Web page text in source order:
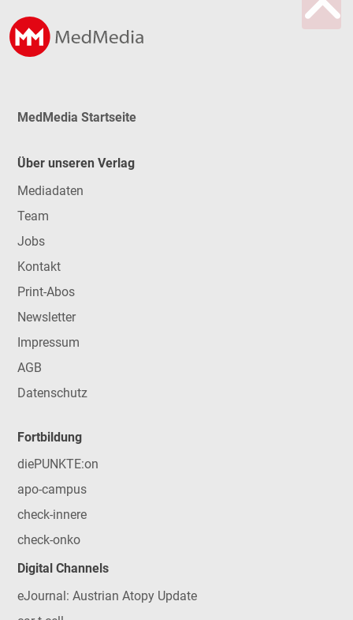
MedMedia Startseite
Über unseren Verlag
Mediadaten
Team
Jobs
Kontakt
Print-Abos
Newsletter
Impressum
AGB
Datenschutz
Fortbildung
diePUNKTE:on
apo-campus
check-innere
check-onko
Digital Channels
eJournal: Austrian Atopy Update